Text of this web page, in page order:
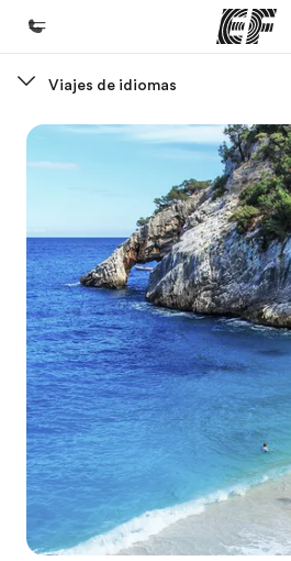
Bienvenido a EF
Ver todo lo que hacemos
Oficinas
Encuentra una oficina
Sobre nosotros
Quiénes somos
Trabajos
Únete al equipo
Viajes de idiomas